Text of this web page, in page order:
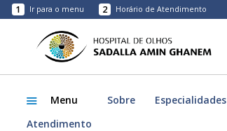
1 Ir para o menu 2 Horário de Atendimento
Menu Sobre Especialidades
Atendimento